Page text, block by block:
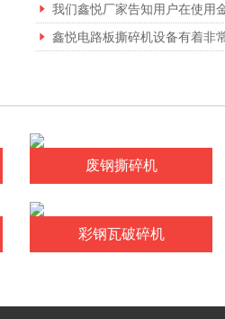
我们鑫悦厂家告知用户在使用
鑫悦电路板撕碎机设备有着非
废钢撕碎机
彩钢瓦破碎机